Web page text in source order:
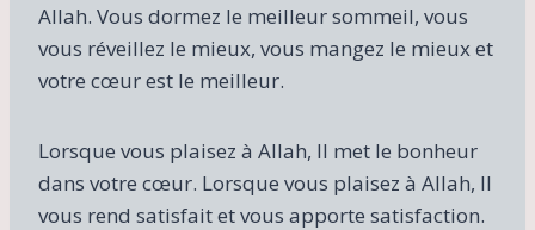
Allah. Vous dormez le meilleur sommeil, vous
vous réveillez le mieux, vous mangez le mieux et
votre cœur est le meilleur.
Lorsque vous plaisez à Allah, Il met le bonheur
dans votre cœur. Lorsque vous plaisez à Allah, Il
vous rend satisfait et vous apporte satisfaction.